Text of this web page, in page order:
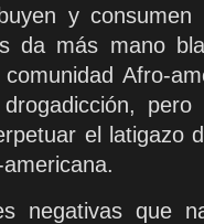
y
da más mano
Afro-
el latigazo
negativas que